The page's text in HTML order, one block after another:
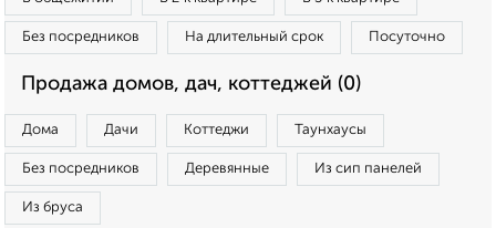
Без посредников На длительный срок Посуточно
Продажа домов, дач, коттеджей (0)
Дома Дачи Коттеджи Таунхаусы
Без посредников Деревянные Из сип панелей
Из бруса